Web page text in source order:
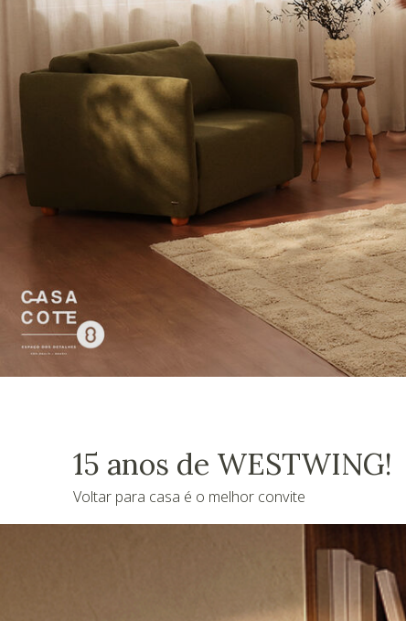
15 anos de WESTWING!
Voltar para casa é o melhor convite